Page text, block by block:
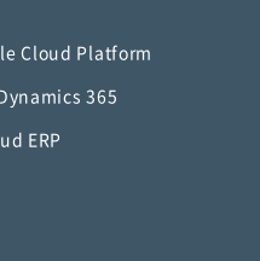
Cloud Platform
365
ERP